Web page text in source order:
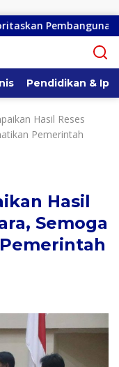
Akses
Pendidikan &
Hasil Reses
Pemerintah
Hasil
Semoga